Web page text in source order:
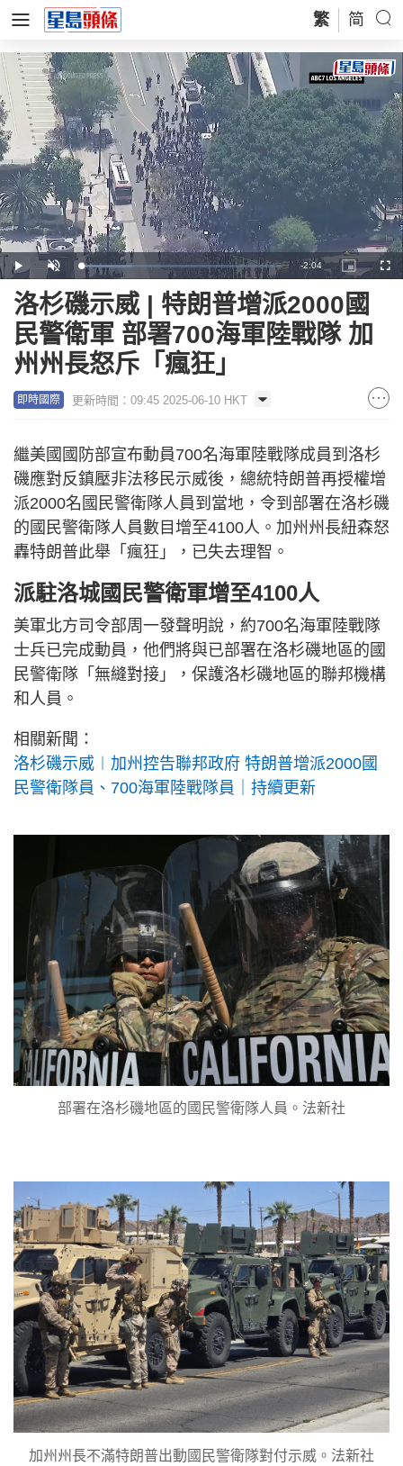
繁 简
Play Unmute Loaded:
25.39%
Remaining
-2:04
Picture-
in-
洛杉磯示威 | 特朗普增派2000國
民警衛軍 部署700海軍陸戰隊 加
州州長怒斥「瘋狂」
即時國際 更新時間：09:45 2025-06-10 HKT
繼美國國防部宣布動員700名海軍陸戰隊成員到洛杉
磯應對反鎮壓非法移民示威後，總統特朗普再授權增
派2000名國民警衛隊人員到當地，令到部署在洛杉磯
的國民警衛隊人員數目增至4100人。加州州長紐森怒
轟特朗普此舉「瘋狂」，已失去理智。
派駐洛城國民警衛軍增至4100人
美軍北方司令部周一發聲明說，約700名海軍陸戰隊
士兵已完成動員，他們將與已部署在洛杉磯地區的國
民警衛隊「無縫對接」，保護洛杉磯地區的聯邦機構
和人員。
相關新聞：
洛杉磯示威︱加州控告聯邦政府 特朗普增派2000國
民警衛隊員、700海軍陸戰隊員｜持續更新
部署在洛杉磯地區的國民警衛隊人員。法新社
加州州長不滿特朗普出動國民警衛隊對付示威。法新社